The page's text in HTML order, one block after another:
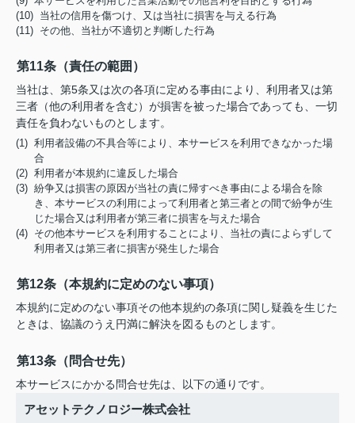
(10) 当社の信用を傷つけ、又は当社に損害を与える行為
(11) その他、当社が不適切と判断した行為
第11条（責任の範囲）
当社は、第5条又は次の各項に定める事由により、利用者又は第
三者（他の利用者を含む）が損害を被った場合であっても、一切
責任を負わないものとします。
(1) 利用者設備の不具合等により、本サービスを利用できなかった場
合
(2) 利用者が本規約に違反した場合
(3) 紛争又は損害の原因が当社の責に帰すべき事由による場合を除
き、本サービスの利用によって利用者と第三者との間で紛争が生
じた場合又は利用者が第三者に損害を与えた場合
(4) その他本サービスを利用することにより、当社の責によらずして
利用者又は第三者に損害が発生した場合
第12条（本規約に定めのない事項）
本規約に定めのない事項その他本規約の条項に関し疑義を生じた
ときは、協議のうえ円満に解決を図るものとします。
第13条（問合せ先）
本サービスにかかる問合せ先は、以下の通りです。
アセットテクノロジー株式会社